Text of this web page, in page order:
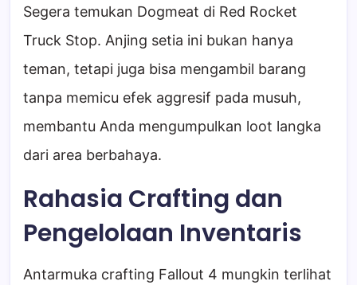
Segera temukan Dogmeat di Red Rocket
Truck Stop. Anjing setia ini bukan hanya
teman, tetapi juga bisa mengambil barang
tanpa memicu efek aggresif pada musuh,
membantu Anda mengumpulkan loot langka
dari area berbahaya.
Rahasia Crafting dan
Pengelolaan Inventaris
Antarmuka crafting Fallout 4 mungkin terlihat